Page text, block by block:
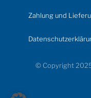
Zahlung und
© Copyright